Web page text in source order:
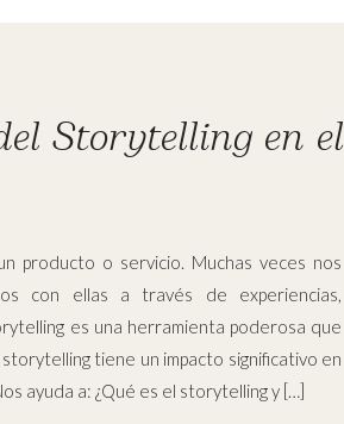
producto o servicio. Muchas veces nos
con ellas a través de experiencias,
es una herramienta poderosa que
tiene un impacto significativo en
ayuda a: ¿Qué es el storytelling y […]
Storytelling en el